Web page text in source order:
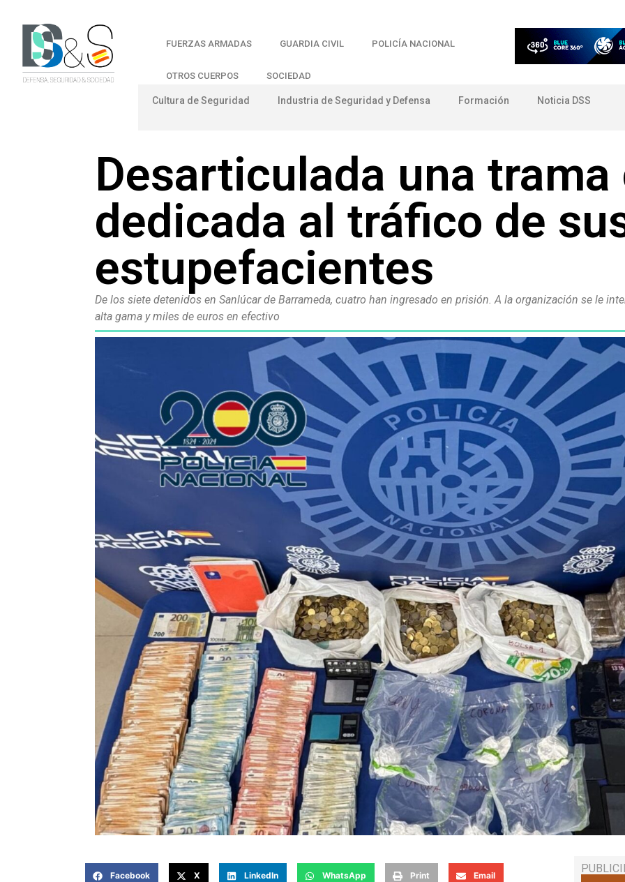
FUERZAS ARMADAS GUARDIA CIVIL POLICÍA NACIONAL
OTROS CUERPOS SOCIEDAD
Cultura de Seguridad Industria de Seguridad y Defensa Formación Noticia DSS
Desarticulada una
dedicada al tráfico de
estupefacientes
De los siete detenidos en Sanlúcar de Barrameda, cuatro han ingresado en prisión. A la organización se le
alta gama y miles de euros en efectivo
Facebook X LinkedIn WhatsApp Print Email